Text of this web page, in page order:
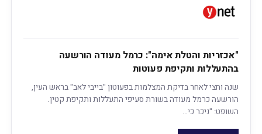
"אכזריות והטלת אימה": כרמל מעודה הורשעה
בהתעללות ותקיפת פעוטות
שנה וחצי לאחר בדיקת המצלמות בפעוטון "בייבי לאב" בראש העין,
הורשעה כרמל מעודה בשורת סעיפי התעללות ותקיפת קטין.
השופט: "ניכר כי…